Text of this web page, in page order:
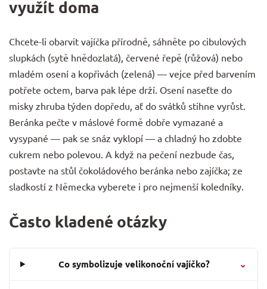
využít doma
Chcete-li obarvit vajíčka přírodně, sáhněte po cibulových
slupkách (sytě hnědozlatá), červené řepě (růžová) nebo
mladém osení a kopřivách (zelená) — vejce před barvením
potřete octem, barva pak lépe drží. Osení naseťte do
misky zhruba týden dopředu, ať do svátků stihne vyrůst.
Beránka pečte v máslové formě dobře vymazané a
vysypané — pak se snáz vyklopí — a chladný ho zdobte
cukrem nebo polevou. A když na pečení nezbude čas,
postavte na stůl čokoládového beránka nebo zajíčka; ze
sladkostí z Německa vyberete i pro nejmenší koledníky.
Často kladené otázky
Co symbolizuje velikonoční vajíčko? ⌄